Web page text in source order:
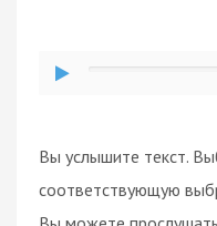
Вы услышите текст.
соответствующую